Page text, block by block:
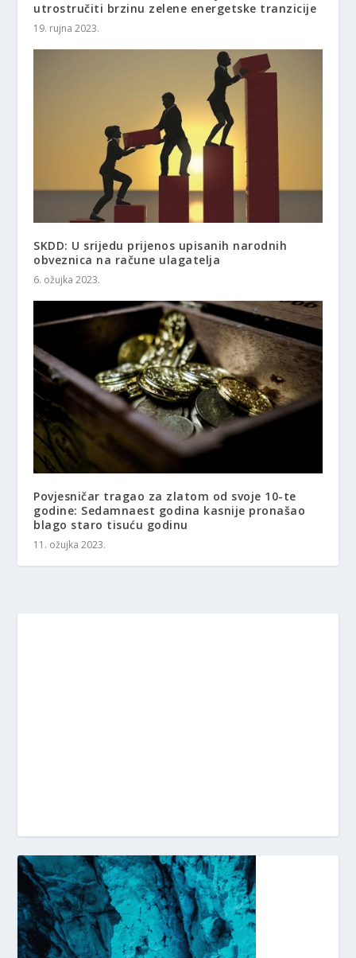
utrostručiti brzinu zelene energetske tranzicije
19. rujna 2023.
SKDD: U srijedu prijenos upisanih narodnih
obveznica na račune ulagatelja
6. ožujka 2023.
Povjesničar tragao za zlatom od svoje 10-te
godine: Sedamnaest godina kasnije pronašao
blago staro tisuću godinu
11. ožujka 2023.